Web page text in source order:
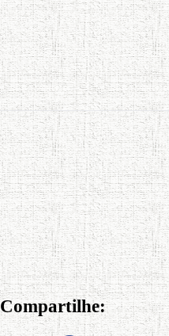
Compartilhe: